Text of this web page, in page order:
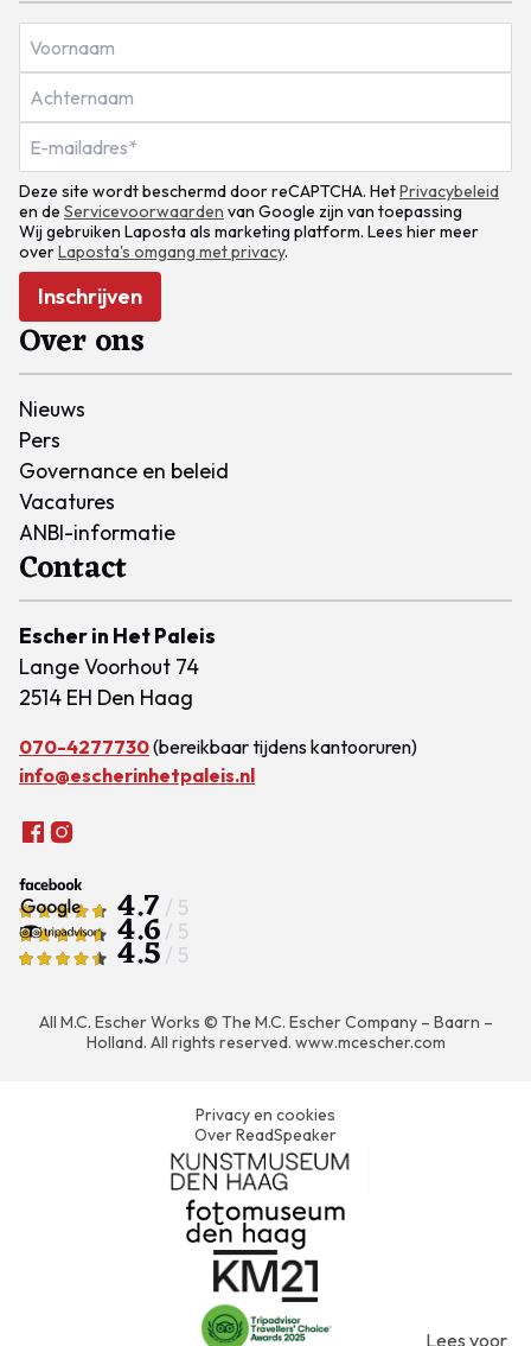
Lees voor
Deze site wordt beschermd door reCAPTCHA. HetPrivacybeleid
en de Servicevoorwaarden van Google zijn van toepassing
Wij gebruiken Laposta als marketing platform. Lees hier meer
overLaposta's omgang met privacy.
Inschrijven
Over ons
Nieuws
Pers
Governance en beleid
Vacatures
ANBI-informatie
Contact
Escher in Het Paleis
Lange Voorhout 74
2514 EH Den Haag
070-4277730(bereikbaar tijdens kantooruren)
info@escherinhetpaleis.nl
4.7 / 5
4.6 / 5
4.5 / 5
All M.C. Escher Works © The M.C. Escher Company – Baarn –
Holland. All rights reserved. www.mcescher.com
Privacy en cookies
Over ReadSpeaker